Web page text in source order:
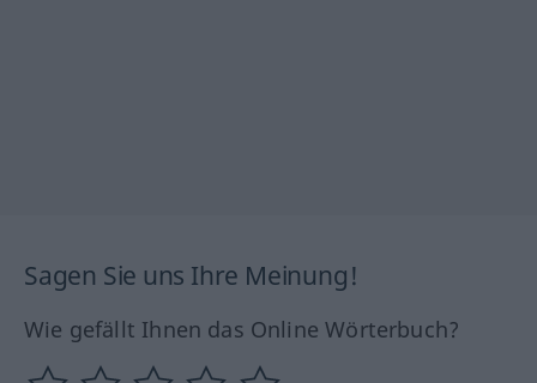
Sagen Sie uns Ihre Meinung!
Wie gefällt Ihnen das Online Wörterbuch?